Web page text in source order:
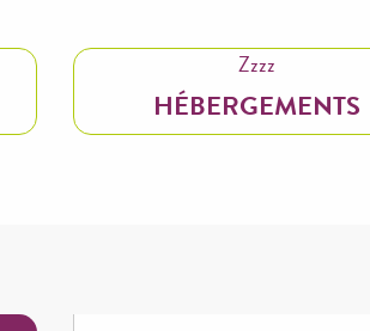
Zzzz
HÉBERGEMENTS